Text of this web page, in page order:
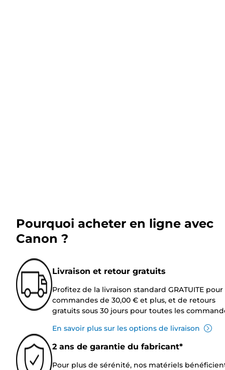
Pourquoi acheter en ligne avec
Canon ?
Livraison et retour gratuits
Profitez de la livraison standard GRATUITE pour
commandes de 30,00 € et plus, et de retours
gratuits sous 30 jours pour toutes les
En savoir plus sur les options de livraison
2 ans de garantie du fabricant*
Pour plus de sérénité, nos matériels